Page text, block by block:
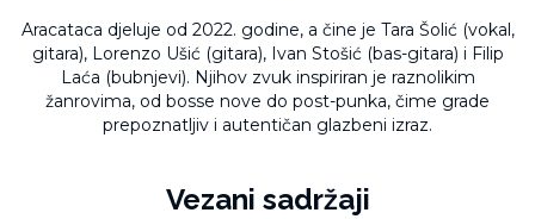
Aracataca djeluje od 2022. godine, a čine je Tara Šolić (vokal,
gitara), Lorenzo Ušić (gitara), Ivan Stošić (bas-gitara) i Filip
Laća (bubnjevi). Njihov zvuk inspiriran je raznolikim
žanrovima, od bosse nove do post-punka, čime grade
prepoznatljiv i autentičan glazbeni izraz.
Vezani sadržaji